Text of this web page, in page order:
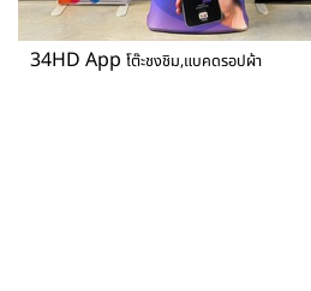
34HD App โต๊ะชงชิม,แบคดรอปผ้า